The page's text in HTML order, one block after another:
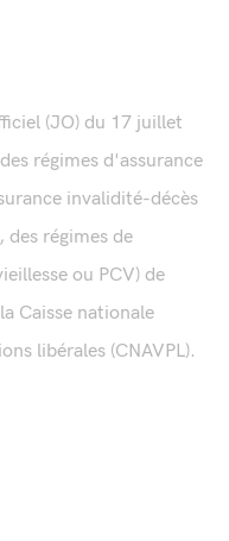
(JO) du 17 juillet
régimes d'assurance
invalidité-décès
régimes de
ou PCV) de
Caisse nationale
libérales (CNAVPL).